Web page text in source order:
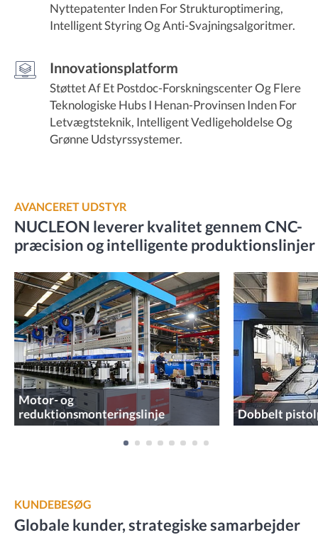
Nyttepatenter Inden For Strukturoptimering,
Intelligent Styring Og Anti-Svajningsalgoritmer.
Innovationsplatform
Støttet Af Et Postdoc-Forskningscenter Og Flere
Teknologiske Hubs I Henan-Provinsen Inden For
Letvægtsteknik, Intelligent Vedligeholdelse Og
Grønne Udstyrssystemer.
AVANCERET UDSTYR
NUCLEON leverer kvalitet gennem CNC-
præcision og intelligente produktionslinjer
Motor- og
reduktionsmonteringslinje
Dobbelt
KUNDEBESØG
Globale kunder, strategiske samarbejder